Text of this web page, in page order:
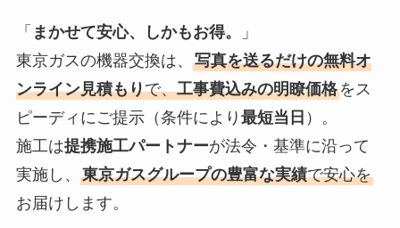
「 まかせて安心、しかもお得。
」
東京ガスの機器交換は、 写真を送るだけの無料オ
ンライン見積もりで、工事費込みの明瞭価格をス
ピーディにご提示（条件により 最短当日 ）。
施工は提携施工パートナーが法令・基準に沿って
実施し、 東京ガスグループの豊富な実績で安心を
お届けします。